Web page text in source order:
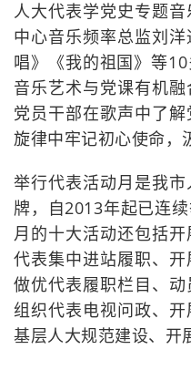
人大代表学党史专题
中心音乐频率总监刘
唱》《我的祖国》等
音乐艺术与党课有机
党员干部在歌声中了
旋律中牢记初心使命，
举行代表活动月是我
牌，自2013年起已连
月的十大活动还包括
代表集中进站履职、
做优代表履职栏目、
组织代表电视问政、
基层人大规范建设、开